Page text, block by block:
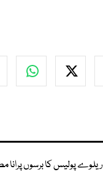
ریلوے پولیس کا برسوں پرانا